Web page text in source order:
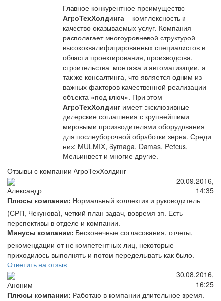
Главное конкурентное преимущество
АгроТехХолдинга – комплексность и
качество оказываемых услуг. Компания
располагает многоуровневой структурой
высококвалифицированных специалистов в
области проектирования, производства,
строительства, монтажа и автоматизации, а
так же консалтинга, что является одним из
важных факторов качественной реализации
объекта «под ключ». При этом
АгроТехХолдинг имеет эксклюзивные
дилерские соглашения с крупнейшими
мировыми производителями оборудования
для послеуборочной обработки зерна. Среди
них: MULMIX, Symaga, Damas, Petcus,
Мельинвест и многие другие.
Отзывы о компании АгроТехХолдинг
Александр
20.09.2016,
14:35
Плюсы компании: Нормальный коллектив и руководитель
(СРП, Чекунова), четкий план задач, вовремя зп. Есть
перспективы в отделе и компании.
Минусы компании: Бесконечные согласования, отчеты,
рекомендации от не компетентных лиц, некоторые
приходилось выполнять и потом переделывать как было.
Ответить на отзыв
Аноним
30.08.2016,
16:25
Плюсы компании: Работаю в компании длительное время.